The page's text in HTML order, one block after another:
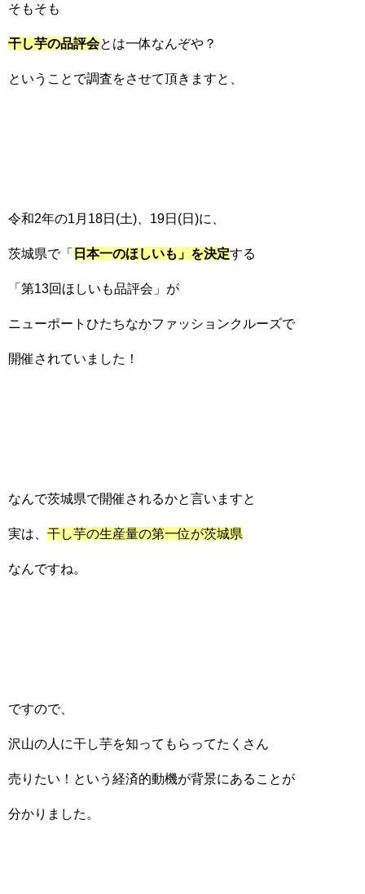
そもそも
干し芋の品評会とは一体なんぞや？
ということで調査をさせて頂きますと、
令和2年の1月18日(土)、19日(日)に、
茨城県で「 日本一のほしいも」を決定する
「第13回ほしいも品評会」が
ニューポートひたちなかファッションクルーズで
開催されていました！
なんで茨城県で開催されるかと言いますと
実は、 干し芋の生産量の第一位が茨城県
なんですね。
ですので、
沢山の人に干し芋を知ってもらってたくさん
売りたい！という経済的動機が背景にあることが
分かりました。